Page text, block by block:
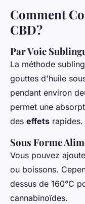
Comment
CBD?
Par Voie
La méthode
gouttes d'huile
pendant environ
permet une
des effets rapides.
Sous Forme
Vous pouvez
ou boissons.
dessus de 160°C
cannabinoïdes.